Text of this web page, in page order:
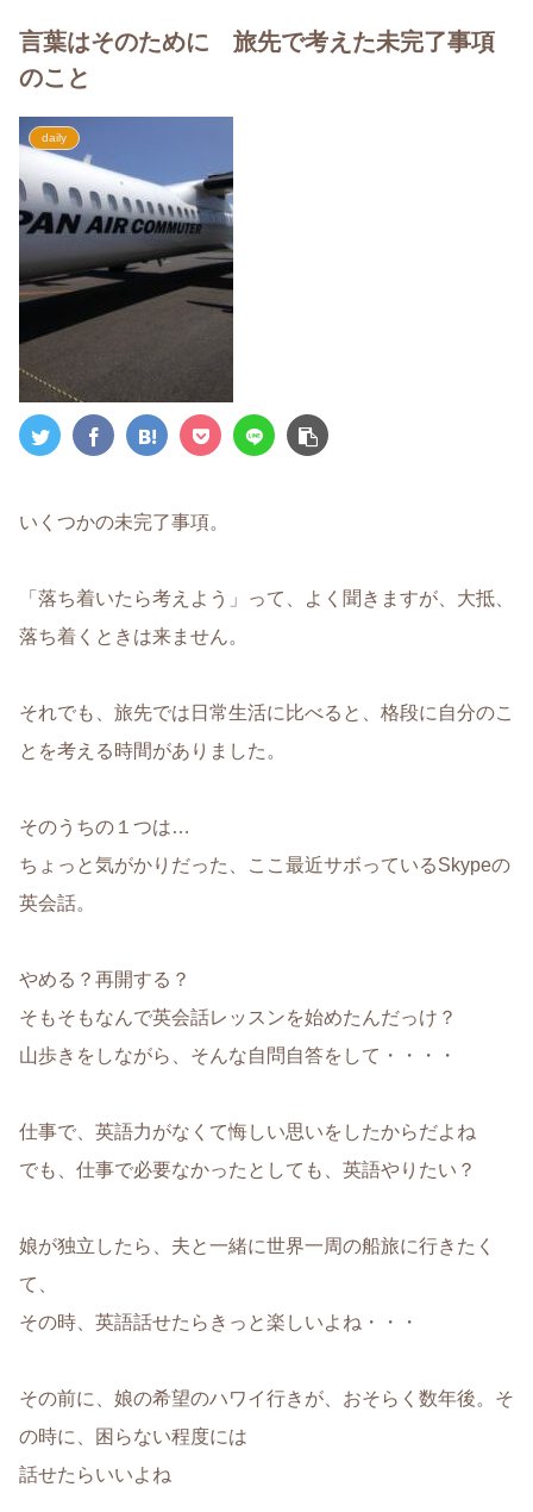
言葉はそのために 旅先で考えた未完了事項
のこと
daily
いくつかの未完了事項。
「落ち着いたら考えよう」って、よく聞きますが、大抵、
落ち着くときは来ません。
それでも、旅先では日常生活に比べると、格段に自分のこ
とを考える時間がありました。
そのうちの１つは…
ちょっと気がかりだった、ここ最近サボっているSkypeの
英会話。
やめる？再開する？
そもそもなんで英会話レッスンを始めたんだっけ？
山歩きをしながら、そんな自問自答をして・・・・
仕事で、英語力がなくて悔しい思いをしたからだよね
でも、仕事で必要なかったとしても、英語やりたい？
娘が独立したら、夫と一緒に世界一周の船旅に行きたく
て、
その時、英語話せたらきっと楽しいよね・・・
その前に、娘の希望のハワイ行きが、おそらく数年後。そ
の時に、困らない程度には
話せたらいいよね